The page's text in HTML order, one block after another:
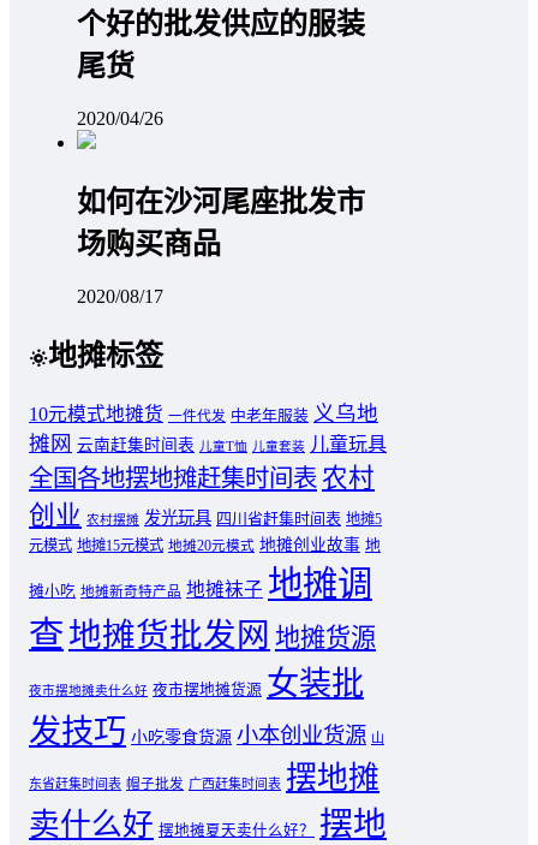
个好的批发供应的服装
尾货
2020/04/26
如何在沙河尾座批发市
场购买商品
2020/08/17
地摊标签
10元模式地摊货 一件代发 中老年服装 义乌地
摊网 云南赶集时间表 儿童T恤 儿童套装 儿童玩具
全国各地摆地摊赶集时间表 农村
创业 农村摆摊 发光玩具 四川省赶集时间表 地摊5
元模式 地摊15元模式 地摊20元模式 地摊创业故事 地
摊小吃 地摊新奇特产品 地摊袜子 地摊调
查地摊货批发网 地摊货源
夜市摆地摊卖什么好 夜市摆地摊货源 女装批
发技巧 小吃零食货源 小本创业货源 山
东省赶集时间表 帽子批发 广西赶集时间表 摆地摊
卖什么好 摆地摊夏天卖什么好？
摆地